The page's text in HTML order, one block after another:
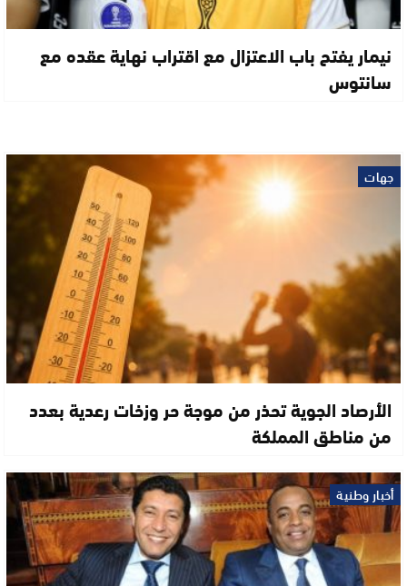
نيمار يفتح باب الاعتزال مع اقتراب نهاية عقده مع
سانتوس
جهات
الأرصاد الجوية تحذر من موجة حر وزخات رعدية بعدد
من مناطق المملكة
أخبار وطنية